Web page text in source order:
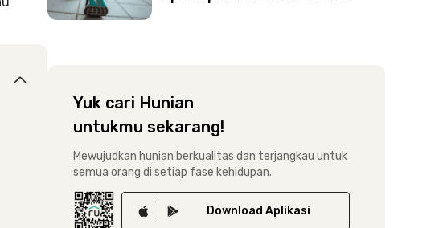
Yuk cari Hunian
untukmu sekarang!
Mewujudkan hunian berkualitas dan terjangkau untuk
semua orang di setiap fase kehidupan.
Download Aplikasi